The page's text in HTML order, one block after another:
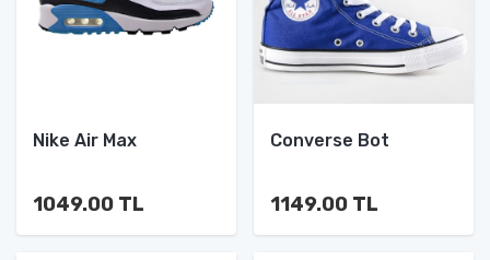
Nike Air Max
1049.00 TL
Converse Bot
1149.00 TL